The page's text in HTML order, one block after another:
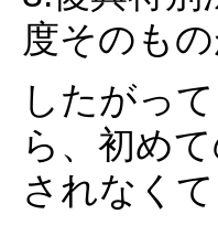
度そのも
したがっ
ら、初め
されなく